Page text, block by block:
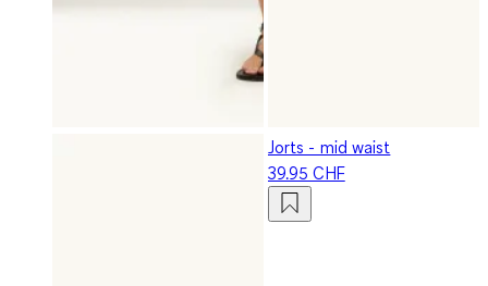
Jorts - mid waist
39.95 CHF